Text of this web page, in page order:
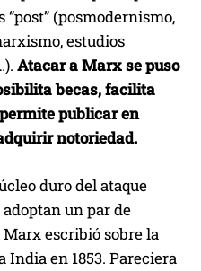
(posmodernismo,
estudios
Atacar a Marx se puso
becas, facilita
publicar en
notoriedad.
duro del ataque
un par de
escribió sobre la
en 1853. Pareciera